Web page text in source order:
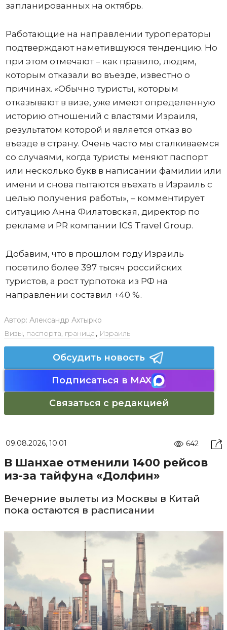
запланированных на октябрь.
Работающие на направлении туроператоры
подтверждают наметившуюся тенденцию. Но
при этом отмечают – как правило, людям,
которым отказали во въезде, известно о
причинах. «Обычно туристы, которым
отказывают в визе, уже имеют определенную
историю отношений с властями Израиля,
результатом которой и является отказ во
въезде в страну. Очень часто мы сталкиваемся
со случаями, когда туристы меняют паспорт
или несколько букв в написании фамилии или
имени и снова пытаются въехать в Израиль с
целью получения работы», – комментирует
ситуацию Анна Филатовская, директор по
рекламе и PR компании ICS Travel Group.
Добавим, что в прошлом году Израиль
посетило более 397 тысяч российских
туристов, а рост турпотока из РФ на
направлении составил +40 %.
Автор: Александр Ахтырко
Визы, паспорта, граница , Израиль
Обсудить новость
Подписаться в MAX
Связаться с редакцией
09.08.2026, 10:01 642
В Шанхае отменили 1400 рейсов
из-за тайфуна «Долфин»
Вечерние вылеты из Москвы в Китай
пока остаются в расписании